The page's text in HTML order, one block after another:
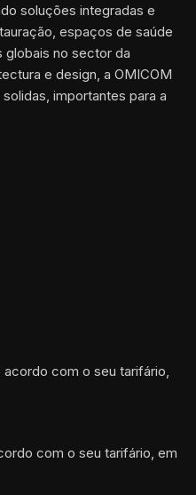
soluções integradas e
espaços de saúde
no sector da
e design, a OMICOM
importantes para a
com o seu tarifário,
com o seu tarifário, em